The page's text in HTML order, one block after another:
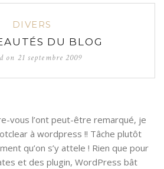
DIVERS
DU BLOG
on 21 septembre 2009
vous l’ont peut-être remarqué, je
à wordpress !! Tâche plutôt
qu’on s’y attele ! Rien que pour
et des plugin, WordPress bât